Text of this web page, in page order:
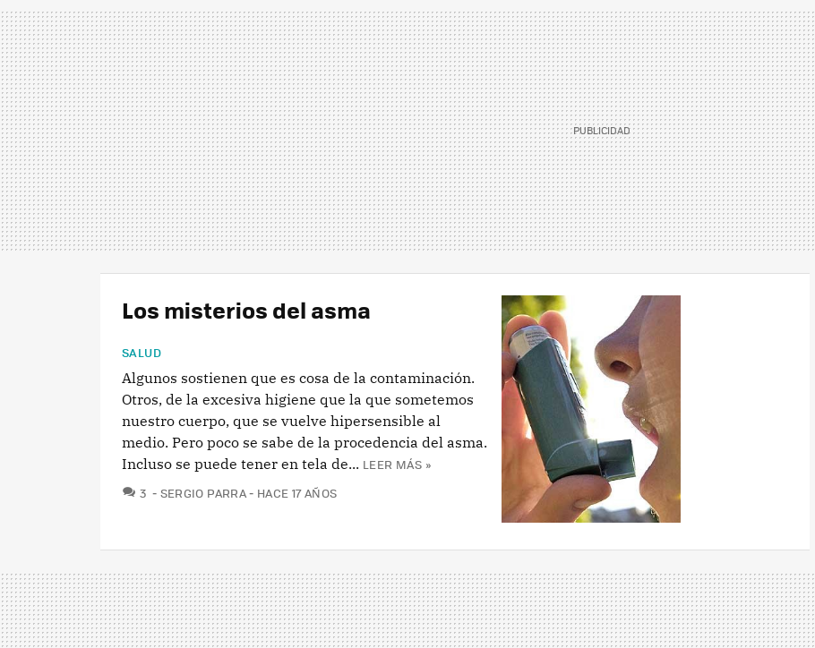
Los misterios del asma
SALUD
Algunos sostienen que es cosa de la contaminación.
Otros, de la excesiva higiene que la que sometemos
nuestro cuerpo, que se vuelve hipersensible al
medio. Pero poco se sabe de la procedencia del asma.
Incluso se puede tener en tela de... LEER MÁS »
3 COMENTARIOS
SERGIO PARRA HACE 17 AÑOS